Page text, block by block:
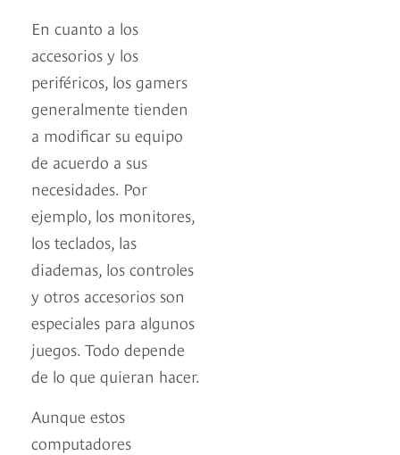
En cuanto a los
accesorios y los
periféricos, los gamers
generalmente tienden
a modificar su equipo
de acuerdo a sus
necesidades. Por
ejemplo, los monitores,
los teclados, las
diademas, los controles
y otros accesorios son
especiales para algunos
juegos. Todo depende
de lo que quieran hacer.
Aunque estos
computadores